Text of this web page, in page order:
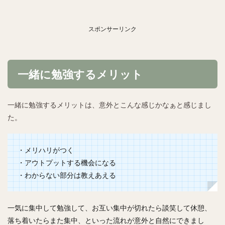
スポンサーリンク
一緒に勉強するメリット
一緒に勉強するメリットは、意外とこんな感じかなぁと感じまし
た。
・メリハリがつく
・アウトプットする機会になる
・わからない部分は教えあえる
一気に集中して勉強して、お互い集中が切れたら談笑して休憩、
落ち着いたらまた集中、といった流れが意外と自然にできまし